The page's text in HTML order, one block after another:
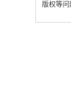
版权等